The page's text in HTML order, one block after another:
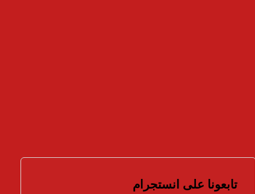
تابعونا على انستجرام